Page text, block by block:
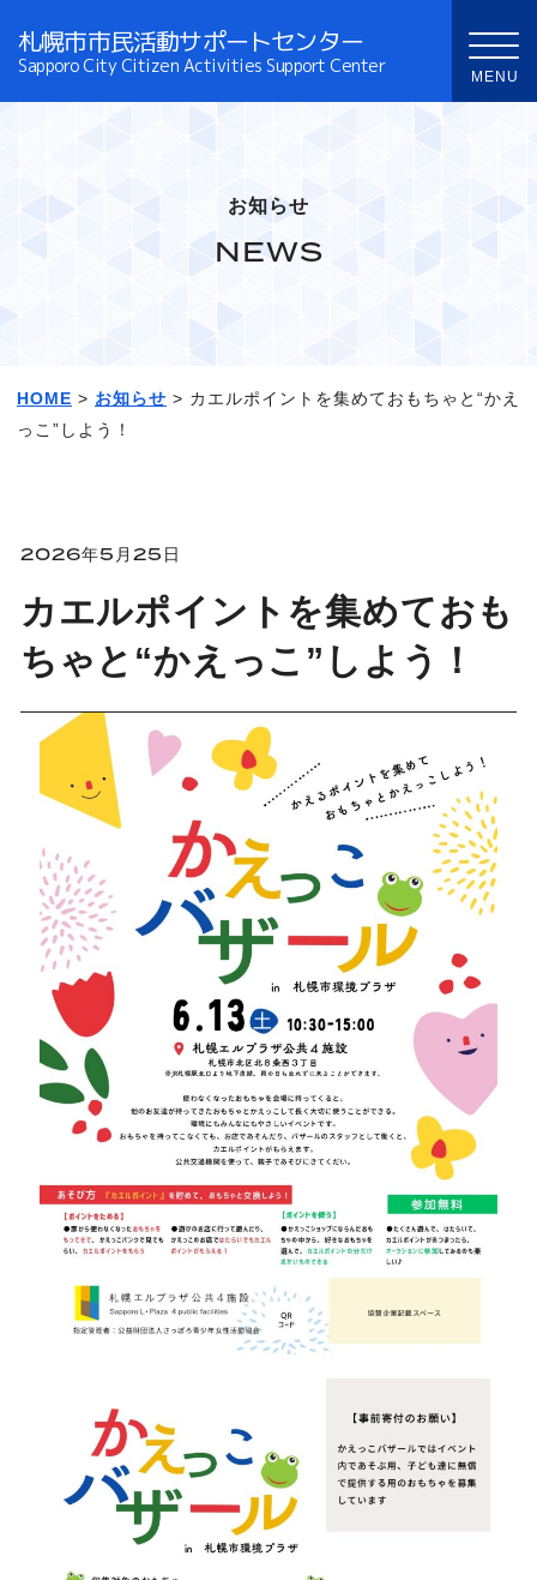
札幌市市民活動サポートセンター
Sapporo City Citizen Activities Support Center
お知らせ
NEWS
HOME > お知らせ > カエルポイントを集めておもちゃと“かえ
っこ”しよう！
カエルポイントを集めておも
ちゃと“かえっこ”しよう！
2026年5月25日